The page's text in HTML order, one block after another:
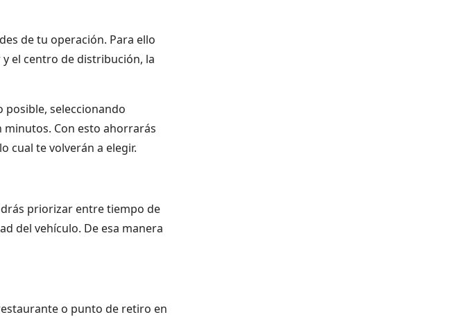
de tu operación. Para ello
el centro de distribución, la
seleccionando
minutos. Con esto ahorrarás
cual te volverán a elegir.
priorizar entre tiempo de
del vehículo. De esa manera
o punto de retiro en